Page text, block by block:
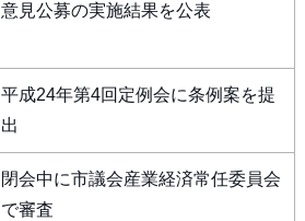
意見公募の実施結果を公表
平成24年第4回定例会に条例案を提
出
閉会中に市議会産業経済常任委員会
で審査